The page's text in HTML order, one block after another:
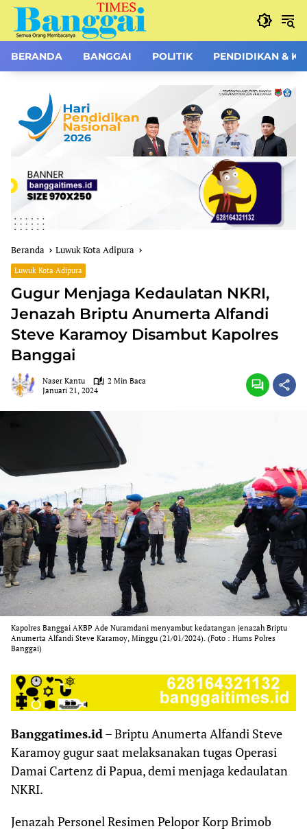
Langsung
konten
BERANDA BANGGAI POLITIK PENDIDIKAN &
Beranda Luwuk Kota Adipura
Luwuk Kota Adipura
Gugur Menjaga Kedaulatan NKRI,
Jenazah Briptu Anumerta Alfandi
Steve Karamoy Disambut Kapolres
Banggai
Naser Kantu
2 Min Baca
Januari 21, 2024
Kapolres Banggai AKBP Ade Nuramdani menyambut kedatangan jenazah Briptu
Anumerta Alfandi Steve Karamoy, Minggu (21/01/2024). (Foto : Hums Polres
Banggai)
Banggatimes.id– Briptu Anumerta Alfandi Steve
Karamoy gugur saat melaksanakan tugas Operasi
Damai Cartenz di Papua, demi menjaga kedaulatan
NKRI.
Jenazah Personel Resimen Pelopor Korp Brimob